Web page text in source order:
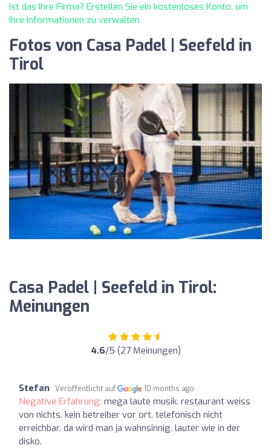
Ist das Ihre Firma? Erstellen Sie ein kostenloses Konto, um
Ihre Informationen zu verwalten
Fotos von Casa Padel | Seefeld in
Tirol
Casa Padel | Seefeld in Tirol:
Meinungen
4.6/5 (27 Meinungen)
Stefan Veröffentlicht auf 10 months ago
Negative Erfahrung: mega laute musik. restaurant weiss
von nichts. kein betreiber vor ort. telefonisch nicht
erreichbar. da wird man ja wahnsinnig. lauter wie in der
disko.